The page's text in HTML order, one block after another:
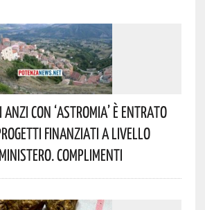
Con ‘Astromia’ È Entrato
Finanziati A Livello
Complimenti